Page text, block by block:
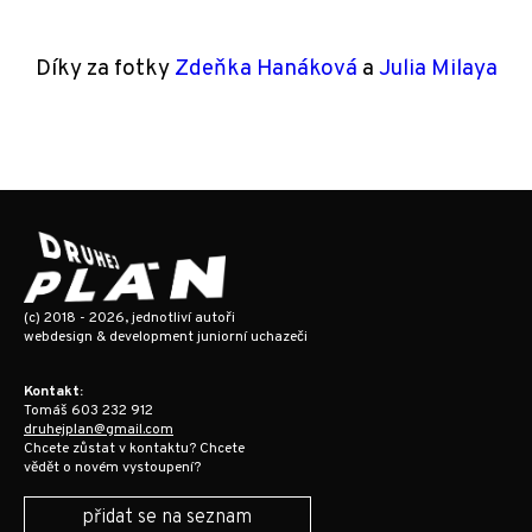
Díky za fotky Zdeňka Hanáková a Julia Milaya
(c) 2018 - 2026, jednotliví autoři
webdesign & development juniorní uchazeči
Kontakt:
Tomáš 603 232 912
druhejplan@gmail.com
Chcete zůstat v kontaktu? Chcete
vědět o novém vystoupení?
přidat se na seznam